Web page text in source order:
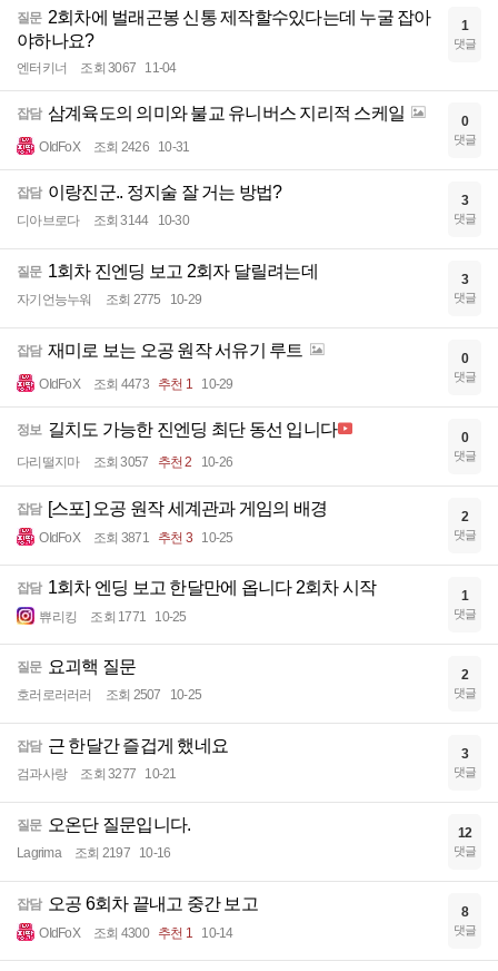
질문 2회차에 벌래곤봉 신통 제작할수있다는데 누굴 잡아
야하나요?
엔터키너 조회 3067 11-04
1
댓글
잡담 삼계육도의 의미와 불교 유니버스 지리적 스케일
OIdFoX 조회 2426 10-31
0
댓글
잡담 이랑진군.. 정지술 잘 거는 방법?
디아브로다 조회 3144 10-30
3
댓글
질문 1회차 진엔딩 보고 2회자 달릴려는데
자기언능누워 조회 2775 10-29
3
댓글
잡담 재미로 보는 오공 원작 서유기 루트
OIdFoX 조회 4473 추천 1 10-29
0
댓글
정보 길치도 가능한 진엔딩 최단 동선 입니다
다리떨지마 조회 3057 추천 2 10-26
0
댓글
잡담 [스포] 오공 원작 세계관과 게임의 배경
OIdFoX 조회 3871 추천 3 10-25
2
댓글
잡담 1회차 엔딩 보고 한달만에 옵니다 2회차 시작
쀼리킹 조회 1771 10-25
1
댓글
질문 요괴핵 질문
호러로러러러 조회 2507 10-25
2
댓글
잡담 근 한달간 즐겁게 했네요
검과사랑 조회 3277 10-21
3
댓글
질문 오온단 질문입니다.
Lagrima 조회 2197 10-16
12
댓글
잡담 오공 6회차 끝내고 중간 보고
OIdFoX 조회 4300 추천 1 10-14
8
댓글